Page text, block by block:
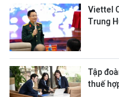
Viettel
Trung
Tập
thuế